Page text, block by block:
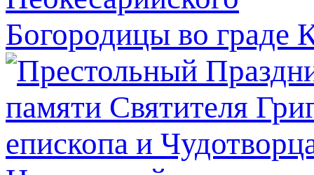
Богородицы во граде